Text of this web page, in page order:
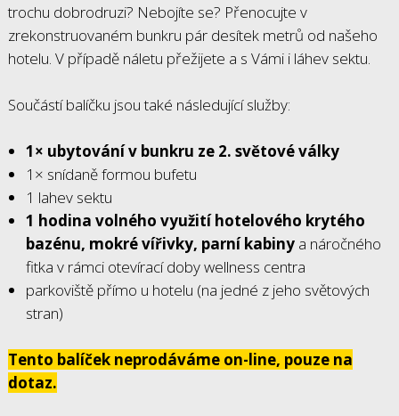
trochu dobrodruzi? Nebojíte se? Přenocujte v
zrekonstruovaném bunkru pár desítek metrů od našeho
hotelu. V případě náletu přežijete a s Vámi i láhev sektu.
Součástí balíčku jsou také následující služby:
1× ubytování v bunkru ze 2. světové války
1× snídaně formou bufetu
1 lahev sektu
1 hodina volného využití hotelového krytého
bazénu, mokré vířivky, parní kabinya náročného
fitka v rámci otevírací doby wellness centra
parkoviště přímo u hotelu (na jedné z jeho světových
stran)
Tento balíček neprodáváme on-line, pouze na
dotaz.